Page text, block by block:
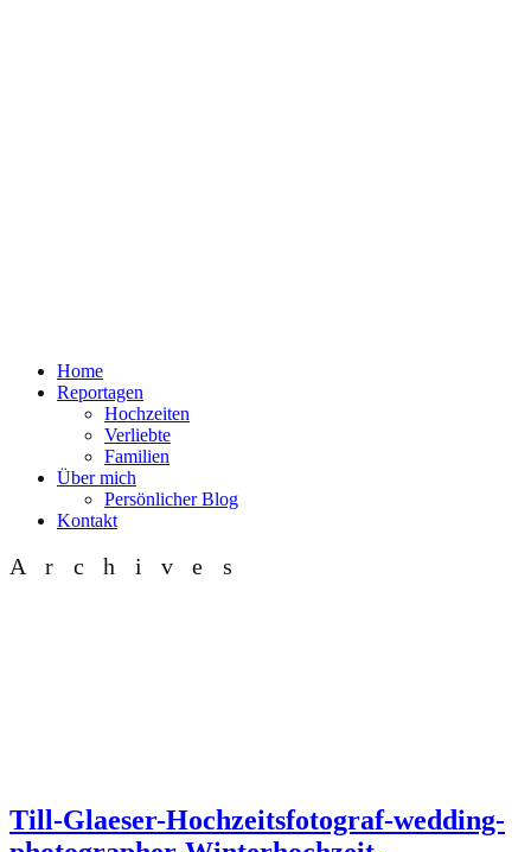
Home
Reportagen
Hochzeiten
Verliebte
Familien
Über mich
Persönlicher Blog
Kontakt
Archives
Till-Glaeser-Hochzeitsfotograf-wedding-